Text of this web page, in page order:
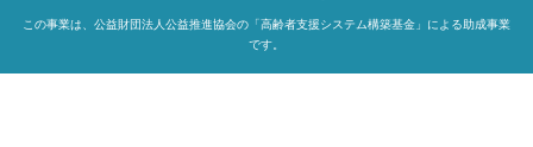
この事業は、公益財団法人公益推進協会の「高齢者支援システム構築基金」による助成事業
です。